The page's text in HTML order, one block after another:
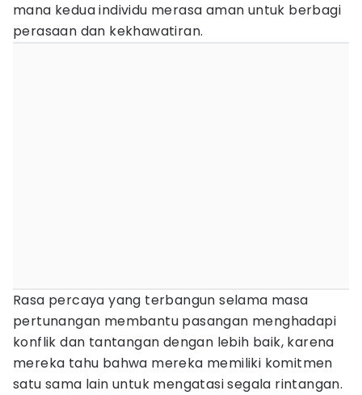
mana kedua individu merasa aman untuk berbagi
perasaan dan kekhawatiran.
Rasa percaya yang terbangun selama masa
pertunangan membantu pasangan menghadapi
konflik dan tantangan dengan lebih baik, karena
mereka tahu bahwa mereka memiliki komitmen
satu sama lain untuk mengatasi segala rintangan.